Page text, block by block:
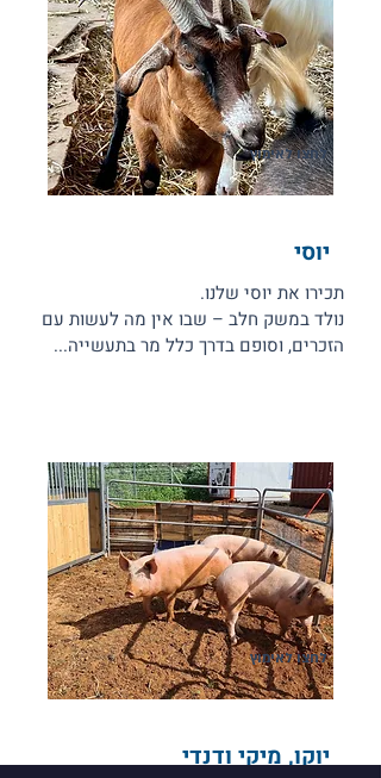
לחצו לאימוץ
יוסי
תכירו את יוסי שלנו.
נולד במשק חלב – שבו אין מה לעשות עם
הזכרים, וסופם בדרך כלל מר בתעשייה...
לחצו לאימוץ
יוקו, מיקי ודנדי